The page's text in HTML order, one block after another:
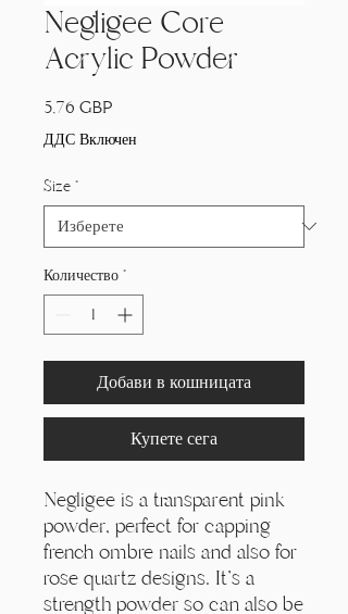
Negligee Core
Acrylic Powder
5,76 GBP
ДДС Включен
Size *
Количество *
Добави в кошницата
Купете сега
Negligee is a transparent pink
powder, perfect for capping
french ombre nails and also for
rose quartz designs. It's a
strength powder so can also be